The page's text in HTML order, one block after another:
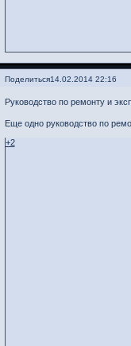
Поделиться14.02.2014 22:16
Руководство по ремонту и
Еще одно руководство по
+2